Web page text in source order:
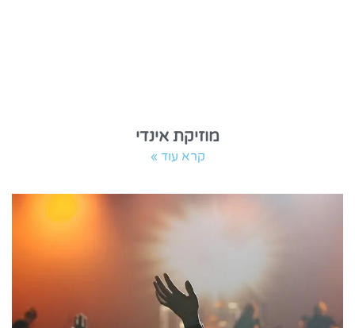
מוזיקת אינדי
קרא עוד »